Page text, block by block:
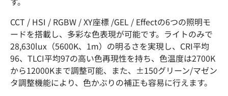
CCT / HSI / RGBW / XY座標 /GEL / Effectの6つの照明モ
ードを搭載し、多彩な色表現が可能です。ライトのみで
28,630lux（5600K、1m）の明るさを実現し、CRI平均
96、TLCI平均97の高い色再現性を持ち、色温度は2700K
から12000Kまで調整可能、また、±150グリーン/マゼン
タ調整機能により、色かぶりの補正も容易に行えます。